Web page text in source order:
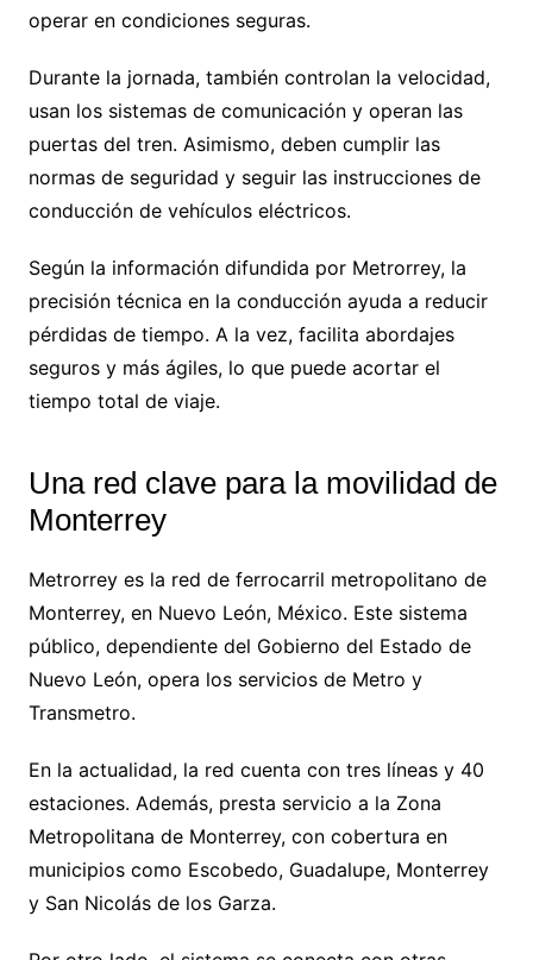
operar en condiciones seguras.
Durante la jornada, también controlan la velocidad,
usan los sistemas de comunicación y operan las
puertas del tren. Asimismo, deben cumplir las
normas de seguridad y seguir las instrucciones de
conducción de vehículos eléctricos.
Según la información difundida por Metrorrey, la
precisión técnica en la conducción ayuda a reducir
pérdidas de tiempo. A la vez, facilita abordajes
seguros y más ágiles, lo que puede acortar el
tiempo total de viaje.
Una red clave para la movilidad de
Monterrey
Metrorrey es la red de ferrocarril metropolitano de
Monterrey, en Nuevo León, México. Este sistema
público, dependiente del Gobierno del Estado de
Nuevo León, opera los servicios de Metro y
Transmetro.
En la actualidad, la red cuenta con tres líneas y 40
estaciones. Además, presta servicio a la Zona
Metropolitana de Monterrey, con cobertura en
municipios como Escobedo, Guadalupe, Monterrey
y San Nicolás de los Garza.